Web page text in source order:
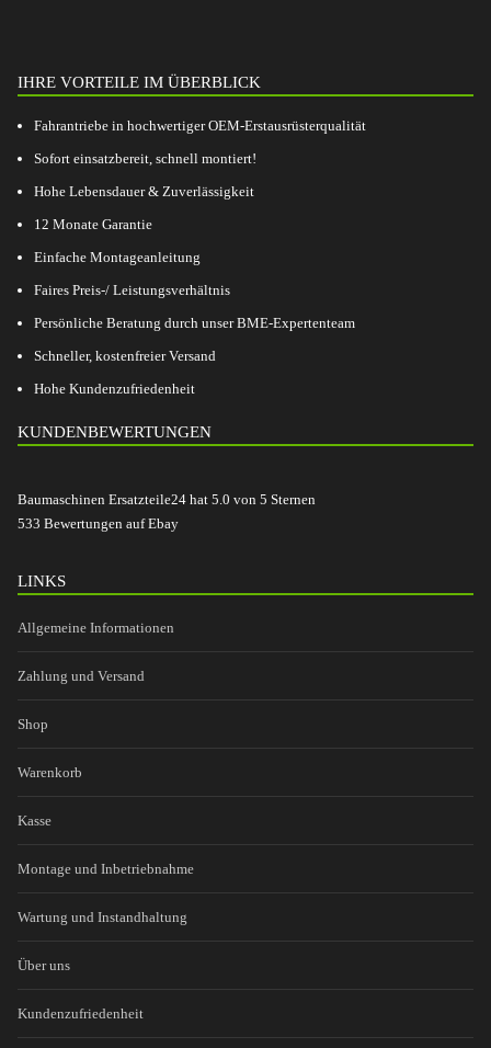
IHRE VORTEILE IM ÜBERBLICK
Fahrantriebe in hochwertiger OEM-Erstausrüsterqualität
Sofort einsatzbereit, schnell montiert!
Hohe Lebensdauer & Zuverlässigkeit
12 Monate Garantie
Einfache Montageanleitung
Faires Preis-/ Leistungsverhältnis
Persönliche Beratung durch unser BME-Expertenteam
Schneller, kostenfreier Versand
Hohe Kundenzufriedenheit
KUNDENBEWERTUNGEN
Baumaschinen Ersatzteile24 hat 5.0 von 5 Sternen
533 Bewertungen auf Ebay
LINKS
Allgemeine Informationen
Zahlung und Versand
Shop
Warenkorb
Kasse
Montage und Inbetriebnahme
Wartung und Instandhaltung
Über uns
Kundenzufriedenheit